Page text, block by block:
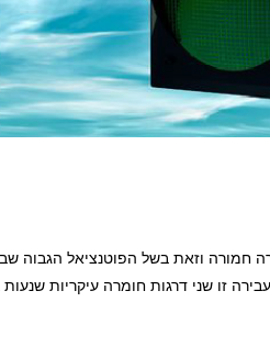
חמורה וזאת בשל הפוטנציאל
זו שני דרגות חומרה עיקריות